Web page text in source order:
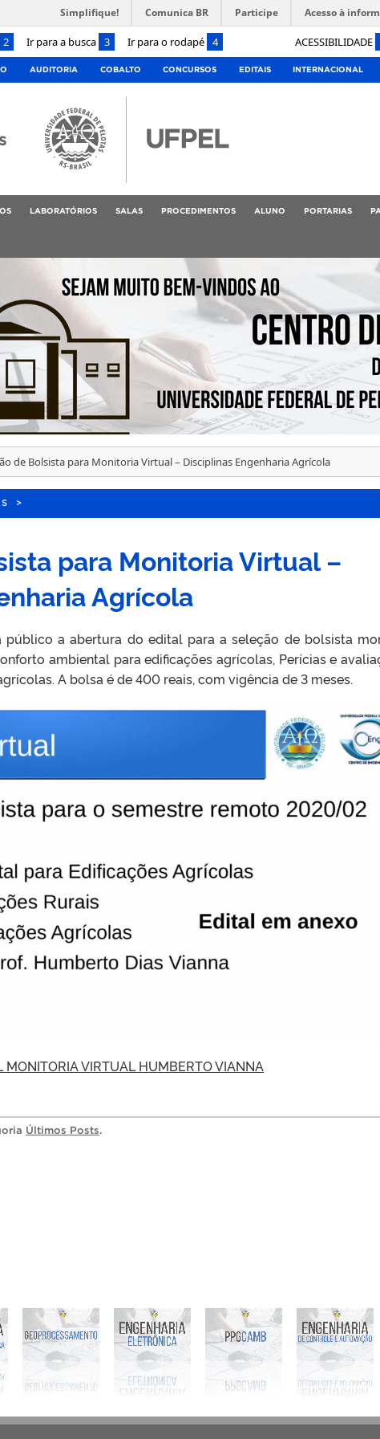
2 Ir para a busca 3 Ir para o rodapé 4 ACESSIBILIDADE
Simplifique! Comunica BR Participe Acesso à
AUDITORIA COBALTO CONCURSOS EDITAIS INTERNACIONAL
LABORATÓRIOS SALAS PROCEDIMENTOS ALUNO PORTARIAS
de Bolsista para Monitoria Virtual – Disciplinas Engenharia Agrícola
>
para Monitoria Virtual –
Agrícola
público a abertura do edital para a seleção de bolsista
ambiental para edificações agrícolas, Perícias e
A bolsa é de 400 reais, com vigência de 3 meses.
MONITORIA VIRTUAL HUMBERTO VIANNA
Últimos Posts.